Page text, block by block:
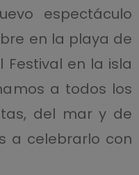
espectáculo
en la playa de
Festival en la isla
a todos los
del mar y de
a celebrarlo con